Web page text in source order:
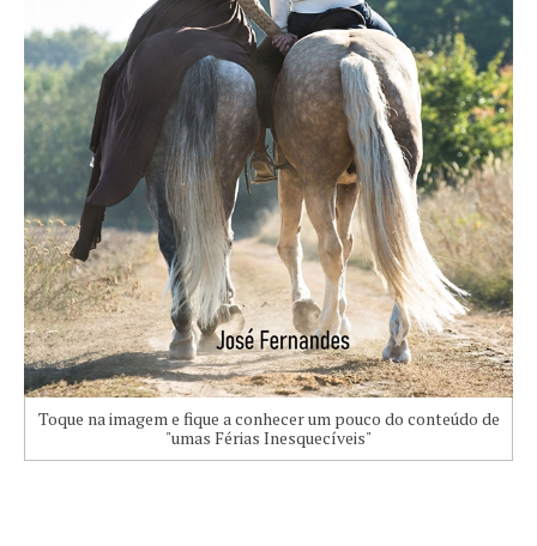
Toque na imagem e fique a conhecer um pouco do conteúdo de
"umas Férias Inesquecíveis"